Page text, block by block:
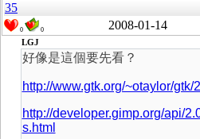
35
0 0 2008-01-14
LGJ
好像是這個要先看？
http://www.gtk.org/~otaylor/gtk/
http://developer.gimp.org/api/
s.html